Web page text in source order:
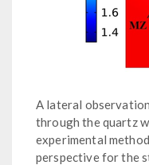
A lateral
through the quartz
experimental
perspective for the